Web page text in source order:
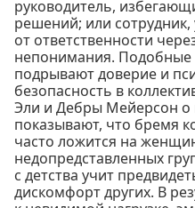
руководитель,
решений; или
от ответственности
непонимания. Подобные
подрывают доверие и
безопасность в
Эли и Дебры Мейерсон о
показывают, что бремя
часто ложится на
недопредставленных
с детства учит
дискомфорт других. В